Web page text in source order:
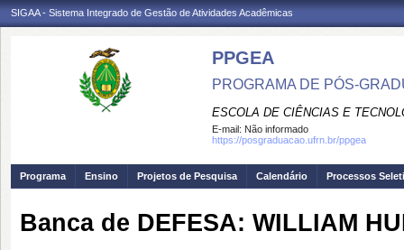
SIGAA - Sistema Integrado de Gestão de Atividades Acadêmicas
PPGEA
PROGRAMA DE PÓS-
ESCOLA DE CIÊNCIAS E
E-mail: Não informado
https://posgraduacao.ufrn.br/ppgea
Programa Ensino Projetos de Pesquisa Calendário Processos
Banca de DEFESA: WILLIAM